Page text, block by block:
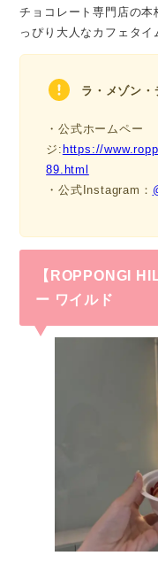
チョコレート専門店の本
っぴり大人なカフェタ
ラ・メゾン・
・公式ホームペー
ジ:https://
89.html
・公式Instagram：
【ROPPONGI
ー ワイルド